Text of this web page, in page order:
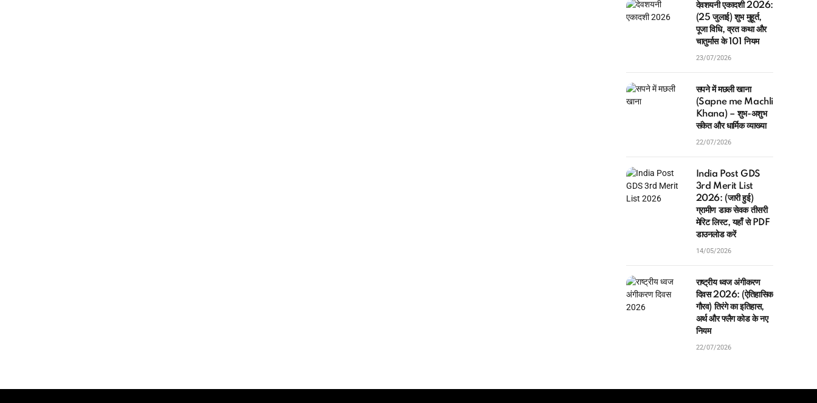
देवशयनी एकादशी 2026:
(25 जुलाई) शुभ मुहूर्त,
पूजा विधि, व्रत कथा और
चातुर्मास के 101 नियम
23/07/2026
सपने में मछली खाना
(Sapne me Machli
Khana) – शुभ-अशुभ
संकेत और धार्मिक व्याख्या
22/07/2026
India Post GDS
3rd Merit List
2026: (जारी हुई)
ग्रामीण डाक सेवक तीसरी
मेरिट लिस्ट, यहाँ से PDF
डाउनलोड करें
14/05/2026
राष्ट्रीय ध्वज अंगीकरण
दिवस 2026: (ऐतिहासिक
गौरव) तिरंगे का इतिहास,
अर्थ और फ्लैग कोड के नए
नियम
22/07/2026